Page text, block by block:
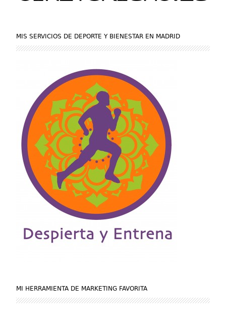
MIS SERVICIOS DE DEPORTE Y BIENESTAR EN MADRID
MI HERRAMIENTA DE MARKETING FAVORITA